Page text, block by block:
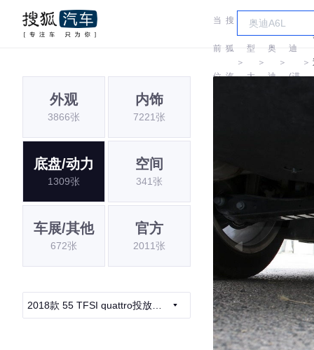
当
前
位
搜
狐
汽
＞
车
型
大
＞
奥
迪
＞
迪
(进
＞
外观
3866张
内饰
7221张
底盘/动力
1309张
空间
341张
车展/其他
672张
官方
2011张
2018款 55 TFSI quattro投放尊